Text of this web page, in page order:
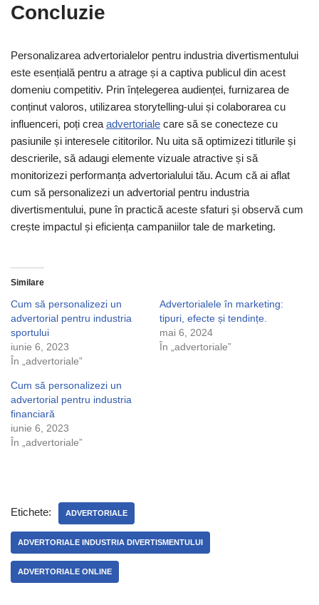
Concluzie
Personalizarea advertorialelor pentru industria divertismentului
este esențială pentru a atrage și a captiva publicul din acest
domeniu competitiv. Prin înțelegerea audienței, furnizarea de
conținut valoros, utilizarea storytelling-ului și colaborarea cu
influenceri, poți crea advertoriale care să se conecteze cu
pasiunile și interesele cititorilor. Nu uita să optimizezi titlurile și
descrierile, să adaugi elemente vizuale atractive și să
monitorizezi performanța advertorialului tău. Acum că ai aflat
cum să personalizezi un advertorial pentru industria
divertismentului, pune în practică aceste sfaturi și observă cum
crește impactul și eficiența campaniilor tale de marketing.
Similare
Cum să personalizezi un
advertorial pentru industria
sportului
iunie 6, 2023
În „advertoriale”
Advertorialele în marketing:
tipuri, efecte și tendințe.
mai 6, 2024
În „advertoriale”
Cum să personalizezi un
advertorial pentru industria
financiară
iunie 6, 2023
În „advertoriale”
Etichete: ADVERTORIALE
ADVERTORIALE INDUSTRIA DIVERTISMENTULUI
ADVERTORIALE ONLINE